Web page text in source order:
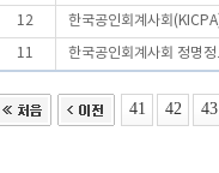
12 한국공인회계사회
11 한국공인회계사회 정명
41 42 43